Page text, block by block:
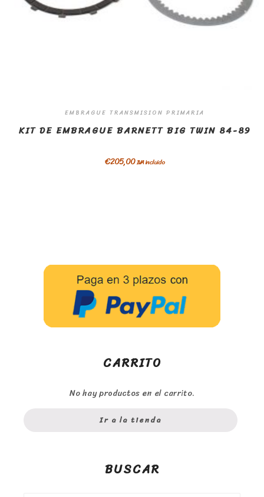
EMBRAGUE TRANSMISION PRIMARIA
KIT DE EMBRAGUE BARNETT BIG TWIN 84-89
€205,00IVA incluido
CARRITO
No hay productos en el carrito.
Ir a la tienda
BUSCAR